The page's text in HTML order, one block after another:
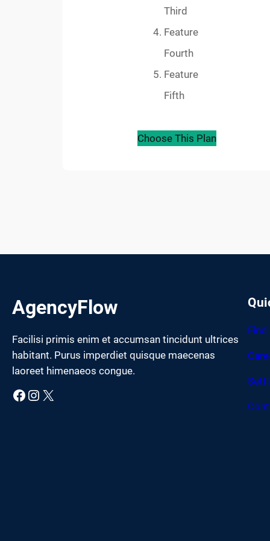
Third
Feature
Fourth
Feature
Fifth
Choose This Plan
AgencyFlow
Facilisi primis enim et accumsan tincidunt ultrices
habitant. Purus imperdiet quisque maecenas
laoreet himenaeos congue.
Facebook Instagram X